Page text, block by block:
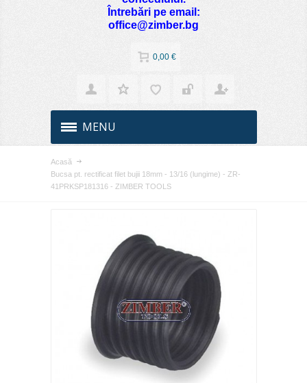
Întrebări pe email:
office@zimber.bg
0,00 €
MENU
Acasă
Bucsa pt. rectificat filet bujii 18mm - 13/16 (lungime) - ZR-
41PRKSP181316 - ZIMBER TOOLS